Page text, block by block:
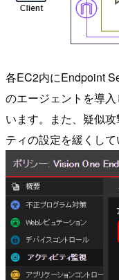
各EC2内にEndpoint
のエージェントを導
います。また、疑似
ティの設定を緩くして